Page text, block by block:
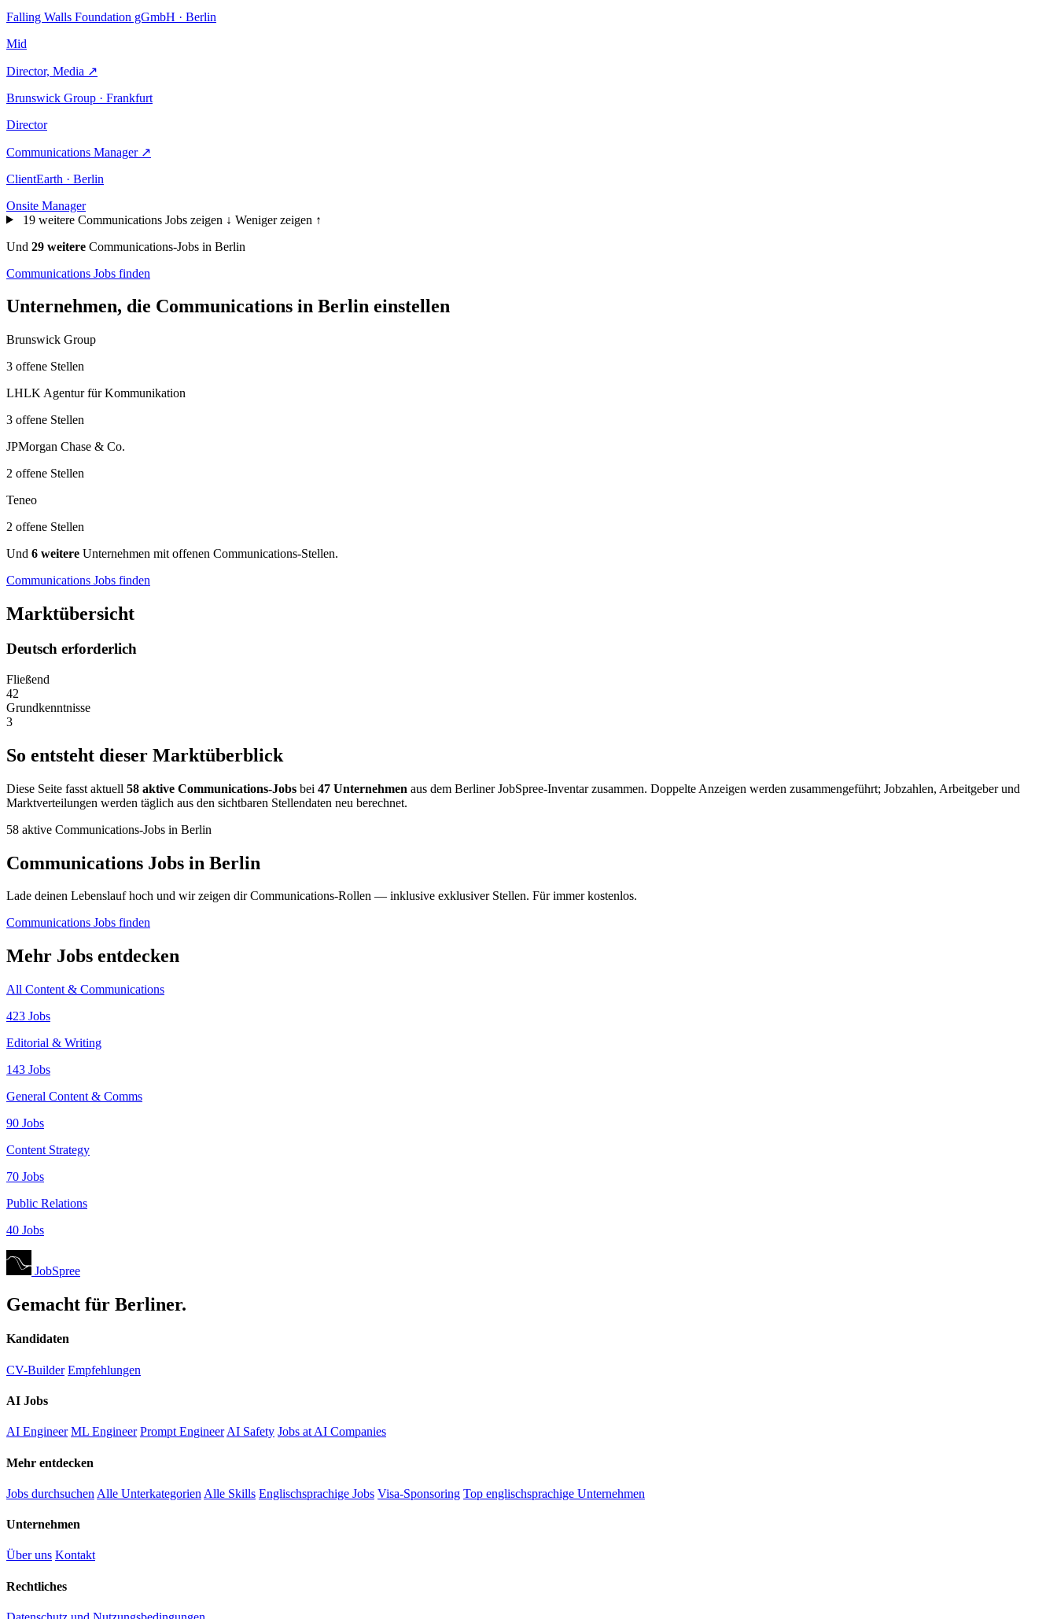
Falling Walls Foundation gGmbH · Berlin
Mid
Director, Media ↗
Brunswick Group · Frankfurt
Director
Communications Manager ↗
ClientEarth · Berlin
Onsite Manager
19 weitere Communications Jobs zeigen ↓ Weniger zeigen ↑
Und 29 weitere Communications-Jobs in Berlin
Communications Jobs finden
Unternehmen, die Communications in Berlin einstellen
Brunswick Group
3 offene Stellen
LHLK Agentur für Kommunikation
3 offene Stellen
JPMorgan Chase & Co.
2 offene Stellen
Teneo
2 offene Stellen
Und 6 weitere Unternehmen mit offenen Communications-Stellen.
Communications Jobs finden
Marktübersicht
Deutsch erforderlich
Fließend
42
Grundkenntnisse
3
So entsteht dieser Marktüberblick
Diese Seite fasst aktuell 58 aktive Communications-Jobs bei 47 Unternehmen aus dem Berliner JobSpree-Inventar zusammen. Doppelte Anzeigen werden zusammengeführt; Jobzahlen, Arbeitgeber und
Marktverteilungen werden täglich aus den sichtbaren Stellendaten neu berechnet.
58 aktive Communications-Jobs in Berlin
Communications Jobs in Berlin
Lade deinen Lebenslauf hoch und wir zeigen dir Communications-Rollen — inklusive exklusiver Stellen. Für immer kostenlos.
Communications Jobs finden
Mehr Jobs entdecken
All Content & Communications
423 Jobs
Editorial & Writing
143 Jobs
General Content & Comms
90 Jobs
Content Strategy
70 Jobs
Public Relations
40 Jobs
JobSpree
Gemacht für Berliner.
Kandidaten
CV-Builder Empfehlungen
AI Jobs
AI Engineer ML Engineer Prompt Engineer AI Safety Jobs at AI Companies
Mehr entdecken
Jobs durchsuchen Alle Unterkategorien Alle Skills Englischsprachige Jobs Visa-Sponsoring Top englischsprachige Unternehmen
Unternehmen
Über uns Kontakt
Rechtliches